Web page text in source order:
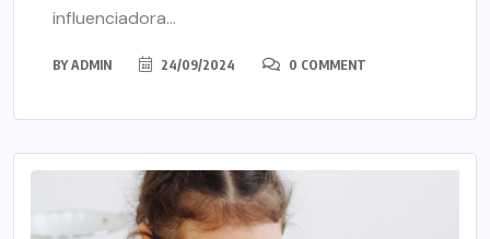
influenciadora...
BYADMIN 24/09/2024 0 COMMENT